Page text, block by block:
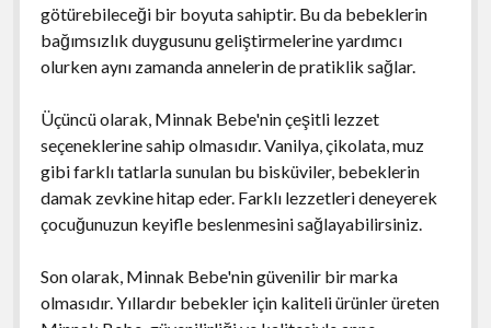
götürebileceği bir boyuta sahiptir. Bu da bebeklerin
bağımsızlık duygusunu geliştirmelerine yardımcı
olurken aynı zamanda annelerin de pratiklik sağlar.
Üçüncü olarak, Minnak Bebe'nin çeşitli lezzet
seçeneklerine sahip olmasıdır. Vanilya, çikolata, muz
gibi farklı tatlarla sunulan bu bisküviler, bebeklerin
damak zevkine hitap eder. Farklı lezzetleri deneyerek
çocuğunuzun keyifle beslenmesini sağlayabilirsiniz.
Son olarak, Minnak Bebe'nin güvenilir bir marka
olmasıdır. Yıllardır bebekler için kaliteli ürünler üreten